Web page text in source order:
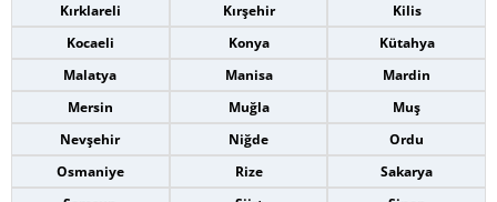
Kırklareli
Kırşehir
Kilis
Kocaeli
Konya
Kütahya
Malatya
Manisa
Mardin
Mersin
Muğla
Muş
Nevşehir
Niğde
Ordu
Osmaniye
Rize
Sakarya